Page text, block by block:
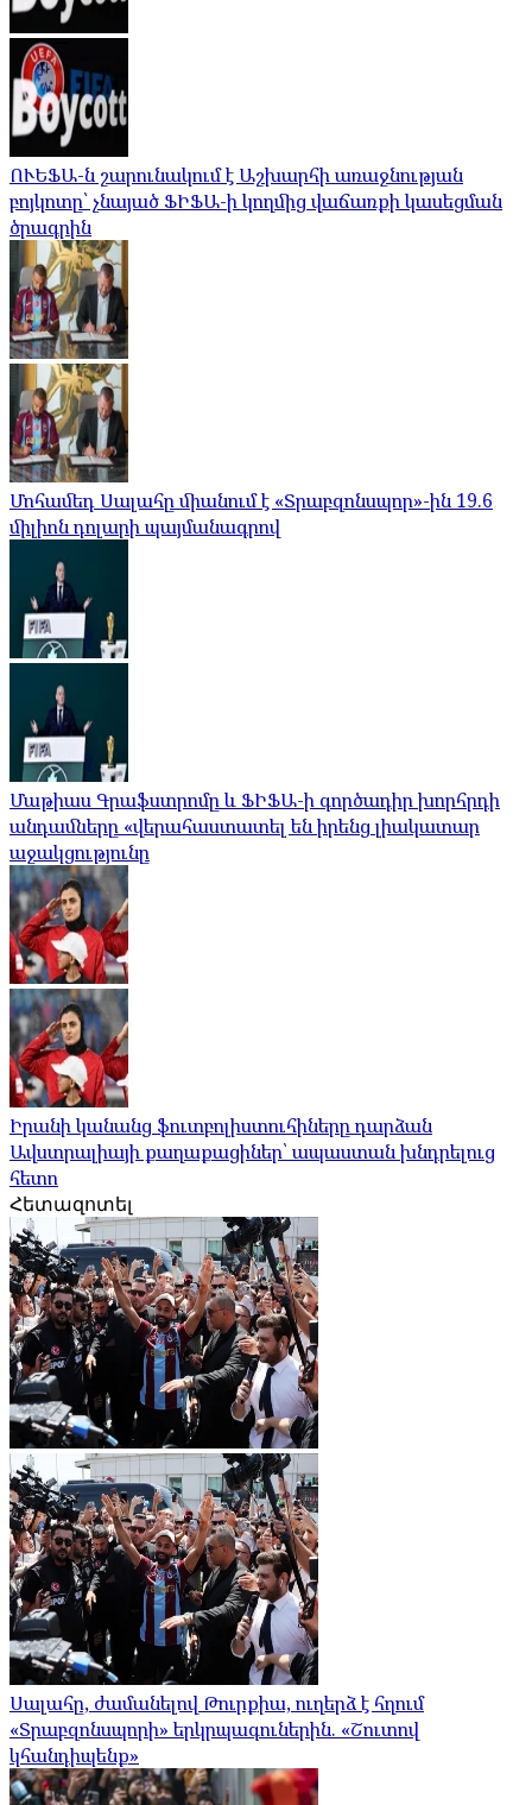
ՈՒԵՖԱ-ն շարունակում է Աշխարհի առաջնության
բոյկոտը՝ չնայած ՖԻՖԱ-ի կողմից վաճառքի կասեցման
ծրագրին
Մոհամեդ Սալահը միանում է «Տրաբզոնսպոր»-ին 19.6
միլիոն դոլարի պայմանագրով
Մաթիաս Գրաֆստրոմը և ՖԻՖԱ-ի գործադիր խորհրդի
անդամները «վերահաստատել են իրենց լիակատար
աջակցությունը
Իրանի կանանց ֆուտբոլիստուհիները դարձան
Ավստրալիայի քաղաքացիներ՝ ապաստան խնդրելուց
հետո
Հետազոտել
Սալահը, ժամանելով Թուրքիա, ուղերձ է հղում
«Տրաբզոնսպորի» երկրպագուներին. «Շուտով
կհանդիպենք»